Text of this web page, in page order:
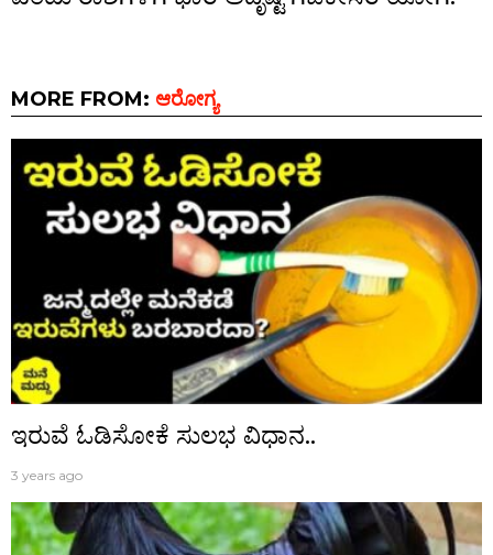
MORE FROM: ಆರೋಗ್ಯ
ಇರುವೆ ಓಡಿಸೋಕೆ ಸುಲಭ ವಿಧಾನ..
3 years ago